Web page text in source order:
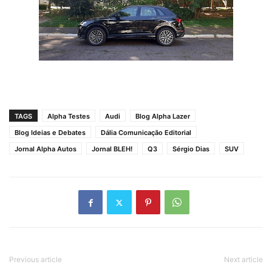
TAGS Alpha Testes Audi
Blog Alpha Lazer
Blog Ideias e Debates
Dália Comunicação Editorial
Jornal Alpha Autos
Jornal BLEH! Q3 Sérgio Dias SUV
Previous article Next article